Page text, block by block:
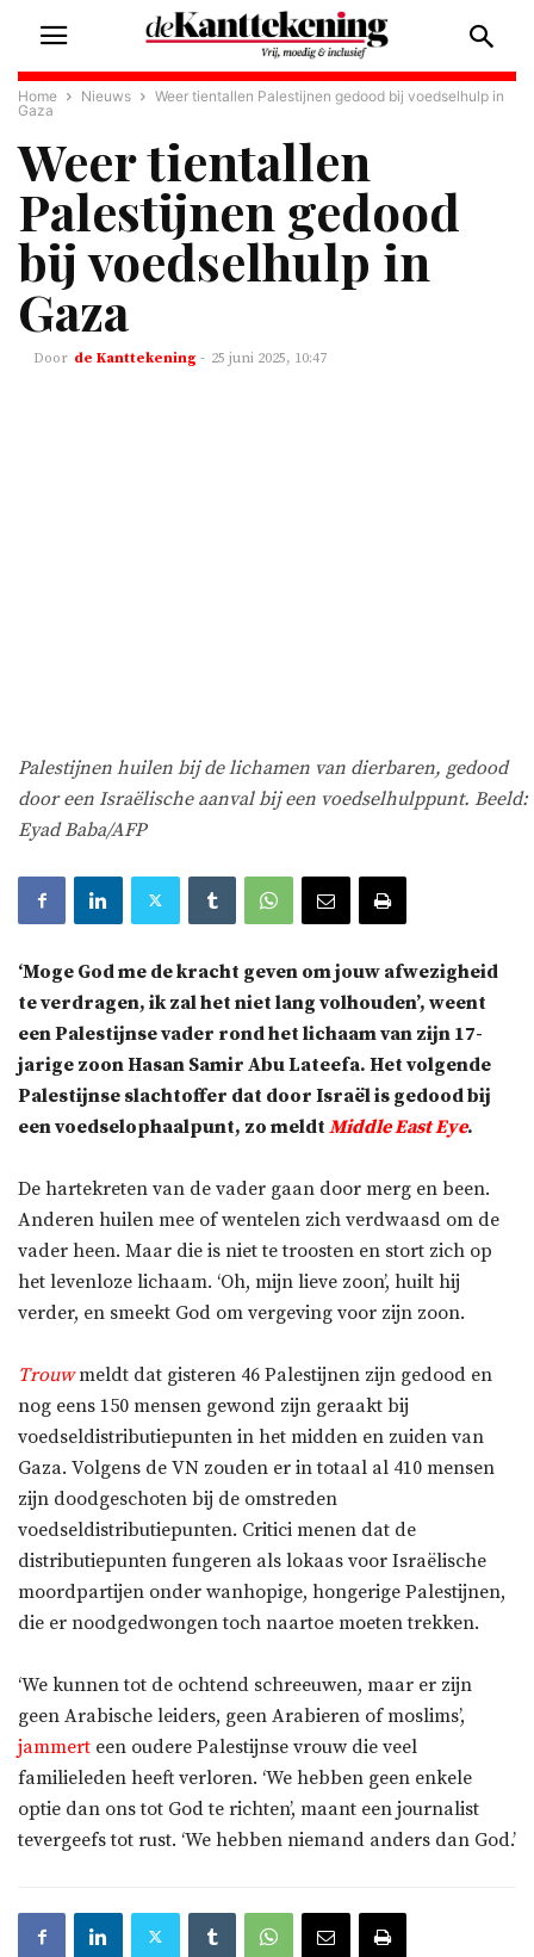
Home Nieuws
Weer tientallen Palestijnen gedood bij voedselhulp in
Gaza
Weer tientallen
Palestijnen gedood
bij voedselhulp in
Gaza
de Kanttekening - 25 juni 2025, 10:47
Palestijnen huilen bij de lichamen van dierbaren, gedood
door een Israëlische aanval bij een voedselhulppunt. Beeld:
Eyad Baba/AFP
‘Moge God me de kracht geven om jouw afwezigheid
te verdragen, ik zal het niet lang volhouden’, weent
een Palestijnse vader rond het lichaam van zijn 17-
jarige zoon Hasan Samir Abu Lateefa. Het volgende
Palestijnse slachtoffer dat door Israël is gedood bij
een voedselophaalpunt, zo meldtMiddle East Eye.
De hartekreten van de vader gaan door merg en been.
Anderen huilen mee of wentelen zich verdwaasd om de
vader heen. Maar die is niet te troosten en stort zich op
het levenloze lichaam. ‘Oh, mijn lieve zoon’, huilt hij
verder, en smeekt God om vergeving voor zijn zoon.
Trouwmeldt dat gisteren 46 Palestijnen zijn gedood en
nog eens 150 mensen gewond zijn geraakt bij
voedseldistributiepunten in het midden en zuiden van
Gaza. Volgens de VN zouden er in totaal al 410 mensen
zijn doodgeschoten bij de omstreden
voedseldistributiepunten. Critici menen dat de
distributiepunten fungeren als lokaas voor Israëlische
moordpartijen onder wanhopige, hongerige Palestijnen,
die er noodgedwongen toch naartoe moeten trekken.
‘We kunnen tot de ochtend schreeuwen, maar er zijn
geen Arabische leiders, geen Arabieren of moslims’,
jammert een oudere Palestijnse vrouw die veel
familieleden heeft verloren. ‘We hebben geen enkele
optie dan ons tot God te richten’, maant een journalist
tevergeefs tot rust. ‘We hebben niemand anders dan God.’